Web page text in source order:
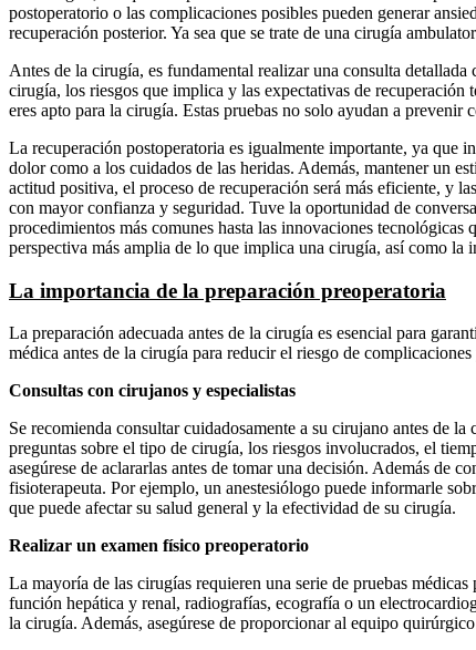
postoperatorio o las complicaciones posibles pueden generar
recuperación posterior. Ya sea que se trate de una cirugía
Antes de la cirugía, es fundamental realizar una consulta
cirugía, los riesgos que implica y las expectativas de recuperación
eres apto para la cirugía. Estas pruebas no solo ayudan a prevenir
La recuperación postoperatoria es igualmente importante, ya que
dolor como a los cuidados de las heridas. Además, mantener un
actitud positiva, el proceso de recuperación será más eficiente, y
con mayor confianza y seguridad. Tuve la oportunidad de
procedimientos más comunes hasta las innovaciones
perspectiva más amplia de lo que implica una cirugía, así como la
La importancia de la preparación preoperatoria
La preparación adecuada antes de la cirugía es esencial para
médica antes de la cirugía para reducir el riesgo de
Consultas con cirujanos y especialistas
Se recomienda consultar cuidadosamente a su cirujano antes de
preguntas sobre el tipo de cirugía, los riesgos involucrados, el
asegúrese de aclararlas antes de tomar una decisión. Además de
fisioterapeuta. Por ejemplo, un anestesiólogo puede informarle
que puede afectar su salud general y la efectividad de su cirugía.
Realizar un examen físico preoperatorio
La mayoría de las cirugías requieren una serie de pruebas
función hepática y renal, radiografías, ecografía o un
la cirugía. Además, asegúrese de proporcionar al equipo